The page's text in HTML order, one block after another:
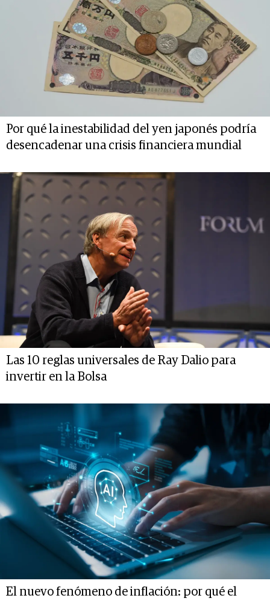
Por qué la inestabilidad del yen japonés podría
desencadenar una crisis financiera mundial
Las 10 reglas universales de Ray Dalio para
invertir en la Bolsa
El nuevo fenómeno de inflación: por qué el